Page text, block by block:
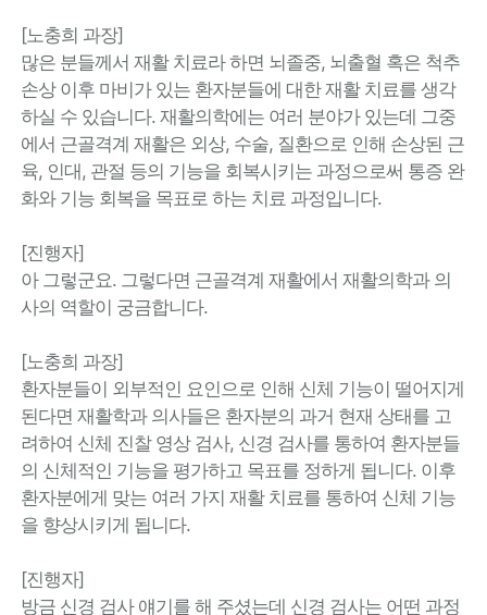
[노충희 과장]
많은 분들께서 재활 치료라 하면 뇌졸중, 뇌출혈 혹은 척추
손상 이후 마비가 있는 환자분들에 대한 재활 치료를 생각
하실 수 있습니다. 재활의학에는 여러 분야가 있는데 그중
에서 근골격계 재활은 외상, 수술, 질환으로 인해 손상된 근
육, 인대, 관절 등의 기능을 회복시키는 과정으로써 통증 완
화와 기능 회복을 목표로 하는 치료 과정입니다.
[진행자]
아 그렇군요. 그렇다면 근골격계 재활에서 재활의학과 의
사의 역할이 궁금합니다.
[노충희 과장]
환자분들이 외부적인 요인으로 인해 신체 기능이 떨어지게
된다면 재활학과 의사들은 환자분의 과거 현재 상태를 고
려하여 신체 진찰 영상 검사, 신경 검사를 통하여 환자분들
의 신체적인 기능을 평가하고 목표를 정하게 됩니다. 이후
환자분에게 맞는 여러 가지 재활 치료를 통하여 신체 기능
을 향상시키게 됩니다.
[진행자]
방금 신경 검사 얘기를 해 주셨는데 신경 검사는 어떤 과정